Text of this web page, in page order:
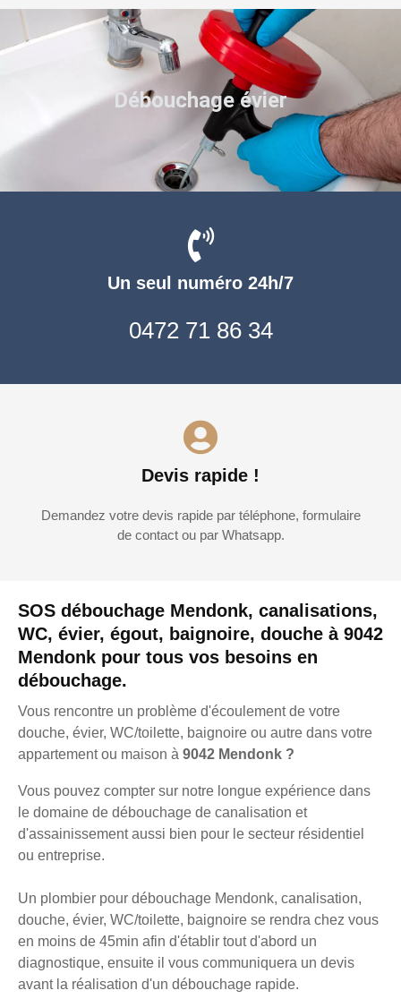
SOS débouchage Mendonk, canalisations,
WC, évier, égout, baignoire, douche à 9042
Mendonk pour tous vos besoins en
débouchage.
Vous rencontre un problème d'écoulement de votre
douche, évier, WC/toilette, baignoire ou autre dans votre
appartement ou maison à 9042 Mendonk ?
Vous pouvez compter sur notre longue expérience dans
le domaine de débouchage de canalisation et
d'assainissement aussi bien pour le secteur résidentiel
ou entreprise.
Un plombier pour débouchage Mendonk, canalisation,
douche, évier, WC/toilette, baignoire se rendra chez vous
en moins de 45min afin d'établir tout d'abord un
diagnostique, ensuite il vous communiquera un devis
avant la réalisation d'un débouchage rapide.
Un seul numéro 24h/7
0472 71 86 34
Devis rapide !
Demandez votre devis rapide par téléphone, formulaire
de contact ou par Whatsapp.
Débouchage évier